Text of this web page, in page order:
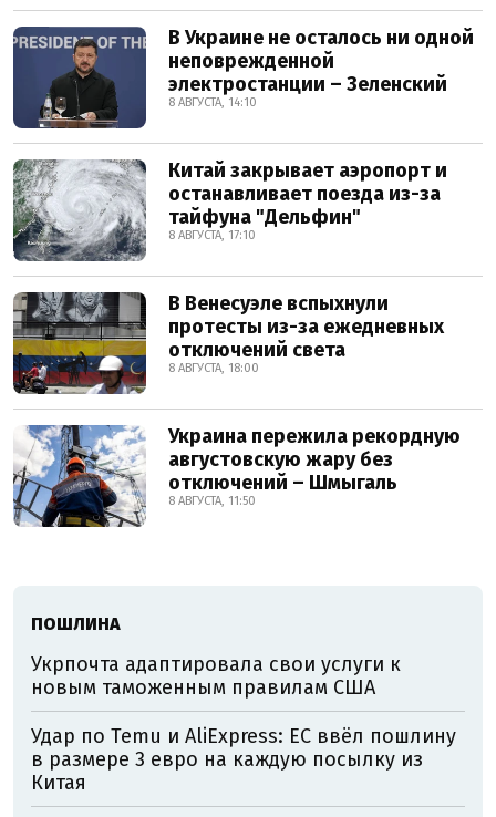
В Украине не осталось ни одной
неповрежденной
электростанции – Зеленский
8 АВГУСТА, 14:10
Китай закрывает аэропорт и
останавливает поезда из-за
тайфуна "Дельфин"
8 АВГУСТА, 17:10
В Венесуэле вспыхнули
протесты из-за ежедневных
отключений света
8 АВГУСТА, 18:00
Украина пережила рекордную
августовскую жару без
отключений – Шмыгаль
8 АВГУСТА, 11:50
ПОШЛИНА
Укрпочта адаптировала свои услуги к
новым таможенным правилам США
Удар по Temu и AliExpress: ЕС ввёл пошлину
в размере 3 евро на каждую посылку из
Китая